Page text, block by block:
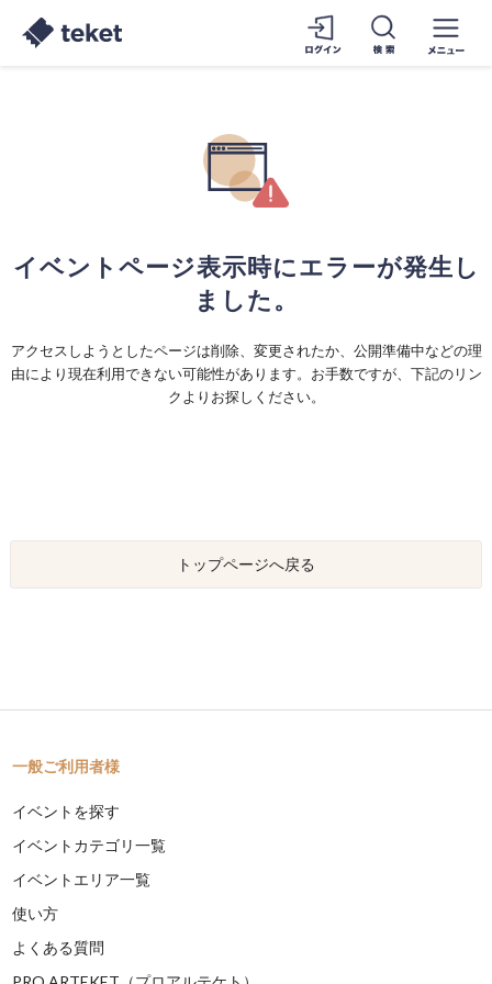
イベントページ表示時にエラーが発生し
ました。
アクセスしようとしたページは削除、変更されたか、公開準備中などの理
由により現在利用できない可能性があります。お手数ですが、下記のリン
クよりお探しください。
トップページへ戻る
一般ご利用者様
イベントを探す
イベントカテゴリ一覧
イベントエリア一覧
使い方
よくある質問